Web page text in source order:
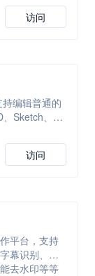
访问
编辑普通的
Sketch、
访问
平台，支持
幕识别、文
去水印等等